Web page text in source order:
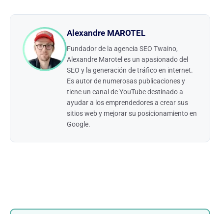
Alexandre MAROTEL
Fundador de la agencia SEO Twaino,
Alexandre Marotel es un apasionado del
SEO y la generación de tráfico en internet.
Es autor de numerosas publicaciones y
tiene un canal de YouTube destinado a
ayudar a los emprendedores a crear sus
sitios web y mejorar su posicionamiento en
Google.